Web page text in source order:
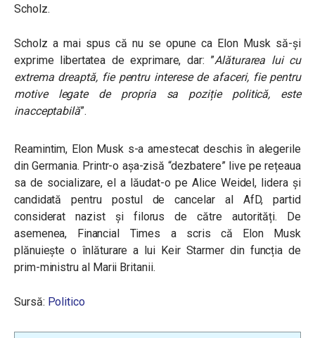
Scholz.
Scholz a mai spus că nu se opune ca Elon Musk să-și
exprime libertatea de exprimare, dar: ”Alăturarea lui cu
extrema dreaptă, fie pentru interese de afaceri, fie pentru
motive legate de propria sa poziție politică, este
inacceptabilă”.
Reamintim, Elon Musk s-a amestecat deschis în alegerile
din Germania. Printr-o așa-zisă “dezbatere” live pe rețeaua
sa de socializare, el a lăudat-o pe Alice Weidel, lidera și
candidată pentru postul de cancelar al AfD, partid
considerat nazist și filorus de către autorități. De
asemenea, Financial Times a scris că Elon Musk
plănuiește o înlăturare a lui Keir Starmer din funcția de
prim-ministru al Marii Britanii.
Sursă: Politico